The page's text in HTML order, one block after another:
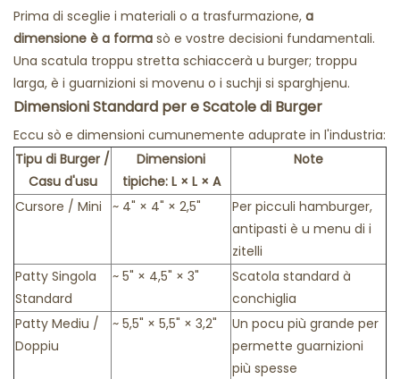
Prima di sceglie i materiali o a trasfurmazione, a
dimensione è a forma sò e vostre decisioni fundamentali.
Una scatula troppu stretta schiaccerà u burger; troppu
larga, è i guarnizioni si movenu o i suchji si sparghjenu.
Dimensioni Standard per e Scatole di Burger
Eccu sò e dimensioni cumunemente aduprate in l'industria:
Tipu di Burger /
Casu d'usu
Dimensioni
tipiche: L × L × A
Note
Cursore / Mini ~ 4" × 4" × 2,5"
Per picculi hamburger,
antipasti è u menu di i
zitelli
Patty Singola
Standard
~ 5" × 4,5" × 3"
Scatola standard à
conchiglia
Patty Mediu /
Doppiu
~ 5,5" × 5,5" × 3,2"
Un pocu più grande per
permette guarnizioni
più spesse